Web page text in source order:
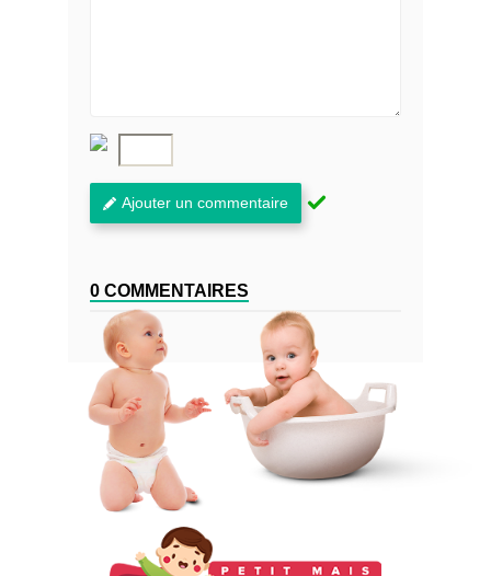
Ajouter un commentaire
0 COMMENTAIRES